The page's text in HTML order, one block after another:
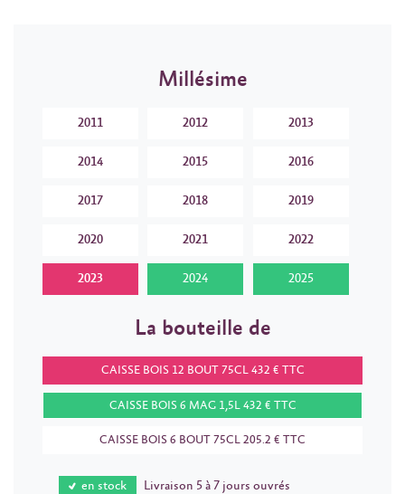
Millésime
2011 2012 2013
2014 2015 2016
2017 2018 2019
2020 2021 2022
2023 2024 2025
La bouteille de
CAISSE BOIS 12 BOUT 75CL 432 € TTC
CAISSE BOIS 6 MAG 1,5L 432 € TTC
CAISSE BOIS 6 BOUT 75CL 205.2 € TTC
en stock Livraison 5 à 7 jours ouvrés